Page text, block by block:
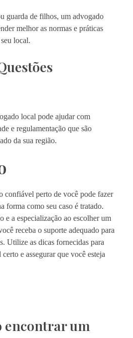
guarda de filhos, um advogado
melhor as normas e práticas
local.
local pode ajudar com
e regulamentação que são
da sua região.
confiável perto de você pode fazer
forma como seu caso é tratado.
e a especialização ao escolher um
receba o suporte adequado para
Utilize as dicas fornecidas para
e assegurar que você esteja
encontrar um